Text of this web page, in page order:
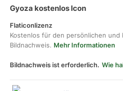
Gyoza kostenlos Icon
Flaticonlizenz
Kostenlos für den persönlichen und
Bildnachweis. Mehr Informationen
Bildnachweis ist erforderlich. Wie